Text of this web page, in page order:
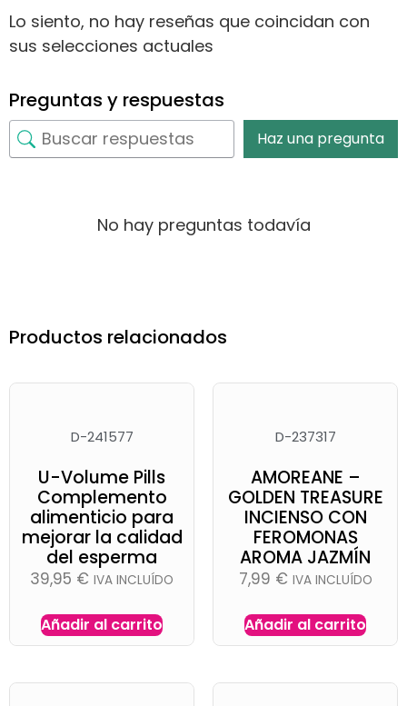
Lo siento, no hay reseñas que coincidan con
sus selecciones actuales
Preguntas y respuestas
Haz una pregunta
No hay preguntas todavía
Productos relacionados
D-241577
U-Volume Pills
Complemento
alimenticio para
mejorar la calidad
del esperma
39,95 € IVA INCLUÍDO
Añadir al carrito
D-237317
AMOREANE –
GOLDEN TREASURE
INCIENSO CON
FEROMONAS
AROMA JAZMÍN
7,99 € IVA INCLUÍDO
Añadir al carrito